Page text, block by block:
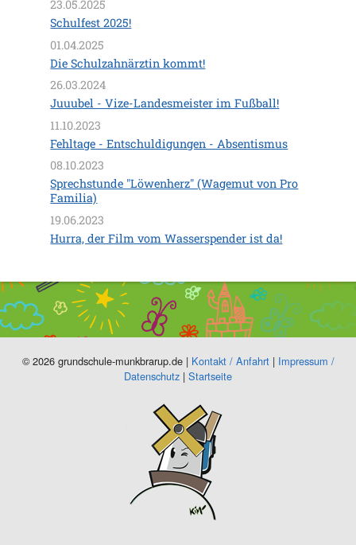
23.05.2025
Schulfest 2025!
01.04.2025
Die Schulzahnärztin kommt!
26.03.2024
Juuubel - Vize-Landesmeister im Fußball!
11.10.2023
Fehltage - Entschuldigungen - Absentismus
08.10.2023
Sprechstunde "Löwenherz" (Wagemut von Pro
Familia)
19.06.2023
Hurra, der Film vom Wasserspender ist da!
© 2026 grundschule-munkbrarup.de | Kontakt / Anfahrt| Impressum /
Datenschutz | Startseite